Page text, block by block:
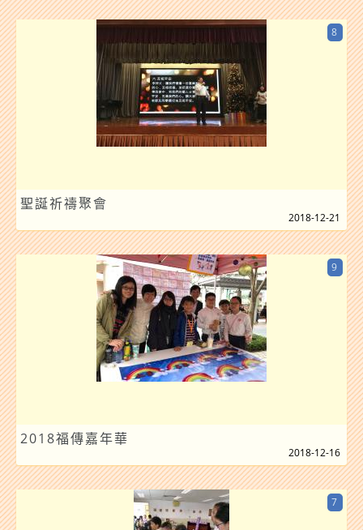
聖誕祈禱聚會
8
2018-12-21
2018福傳嘉年華
9
2018-12-16
7